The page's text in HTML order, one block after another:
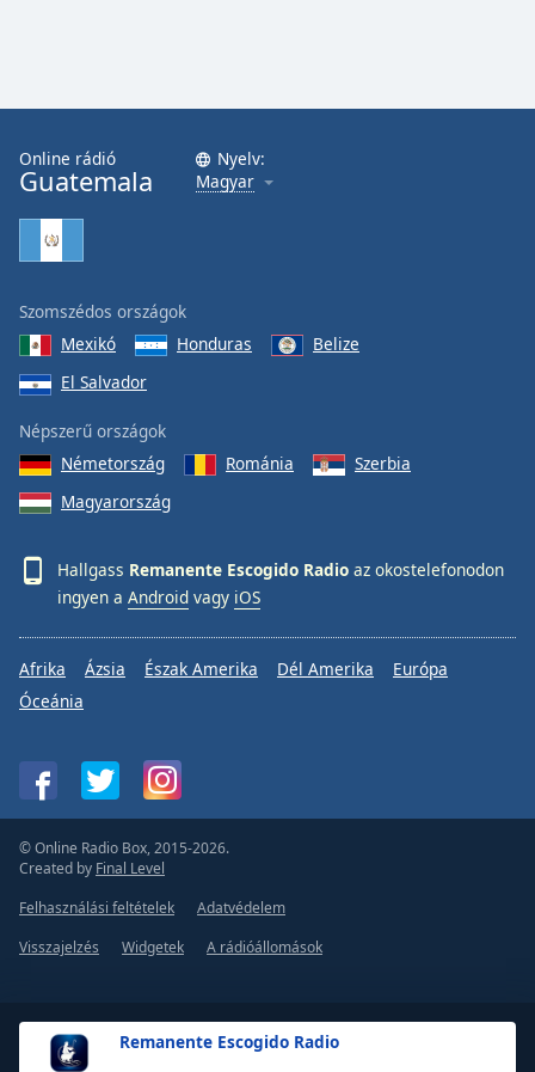
Remanente Escogido Radio
Online rádió
Guatemala
Nyelv:
Magyar
Szomszédos országok
Mexikó
Honduras
Belize
El Salvador
Népszerű országok
Németország
Románia
Szerbia
Magyarország
Hallgass Remanente Escogido Radio az okostelefonodon
ingyen a Android vagy iOS
Afrika Ázsia Észak Amerika Dél Amerika
Európa
Óceánia
© Online Radio Box, 2015-2026.
Created by Final Level
Felhasználási feltételek
Adatvédelem
Visszajelzés
Widgetek A rádióállomások